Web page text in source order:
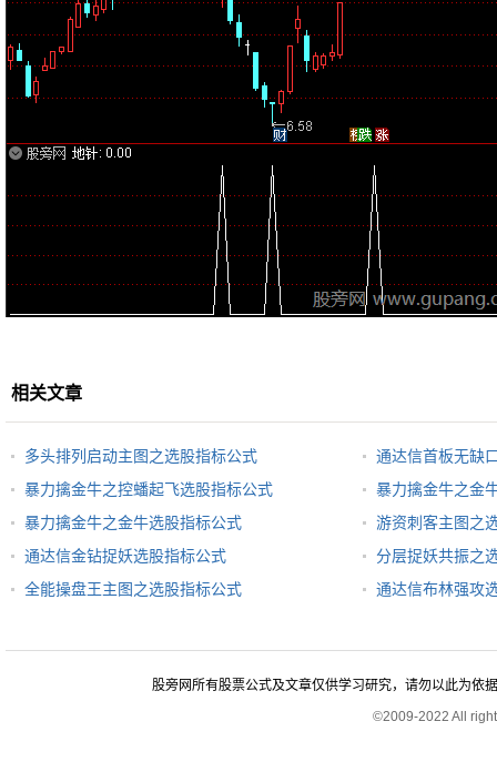
相关文章
多头排列启动主图之选股指标公式
通达信首板无缺
暴力擒金牛之控蟠起飞选股指标公式
暴力擒金牛之金
暴力擒金牛之金牛选股指标公式
游资刺客主图之
通达信金钻捉妖选股指标公式
分层捉妖共振之
全能操盘王主图之选股指标公式
通达信布林强攻
股旁网所有股票公式及文章仅供学习研究，请勿以此为依
©2009-2022 All